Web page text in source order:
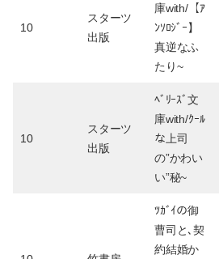
10
スターツ
出版
庫with/【ｱ
ﾝｿﾛｼﾞｰ】
真逆なふ
たり~
10
スターツ
出版
ﾍﾞﾘｰｽﾞ文
庫with/ｸｰﾙ
な上司
の”かわい
い”秘~
ﾂｶﾞｲの御
曹司と､契
約結婚か